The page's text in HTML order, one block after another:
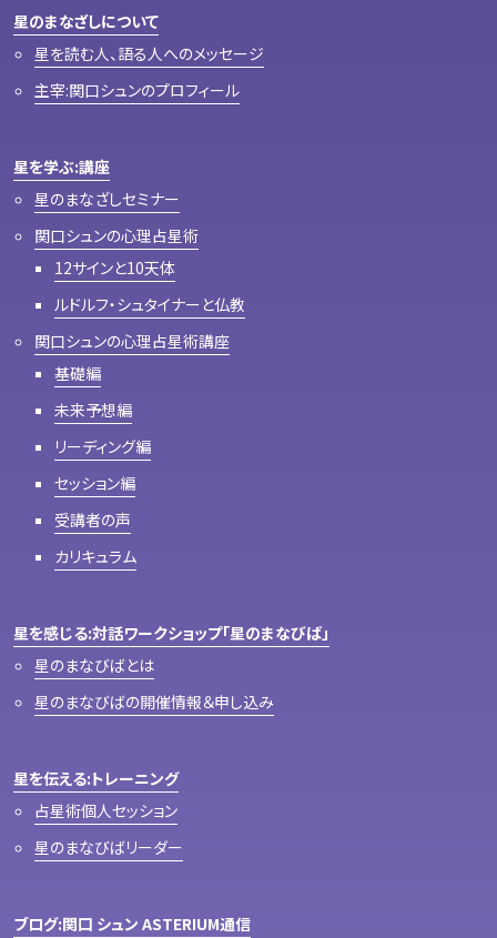
星のまなざしについて
星を読む人、語る人へのメッセージ
主宰:関口シュンのプロフィール
星を学ぶ:講座
星のまなざしセミナー
関口シュンの心理占星術
12サインと10天体
ルドルフ・シュタイナーと仏教
関口シュンの心理占星術講座
基礎編
未来予想編
リーディング編
セッション編
受講者の声
カリキュラム
星を感じる:対話ワークショップ「星のまなびば」
星のまなびばとは
星のまなびばの開催情報＆申し込み
星を伝える:トレーニング
占星術個人セッション
星のまなびばリーダー
ブログ:関口 シュン ASTERIUM通信